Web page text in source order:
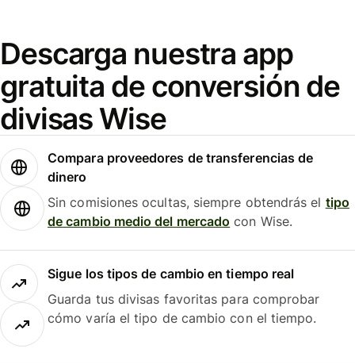
Descarga nuestra app
gratuita de conversión de
divisas Wise
Compara proveedores de transferencias de
dinero
Sin comisiones ocultas, siempre obtendrás el tipo
de cambio medio del mercado con Wise.
Sigue los tipos de cambio en tiempo real
Guarda tus divisas favoritas para comprobar
cómo varía el tipo de cambio con el tiempo.